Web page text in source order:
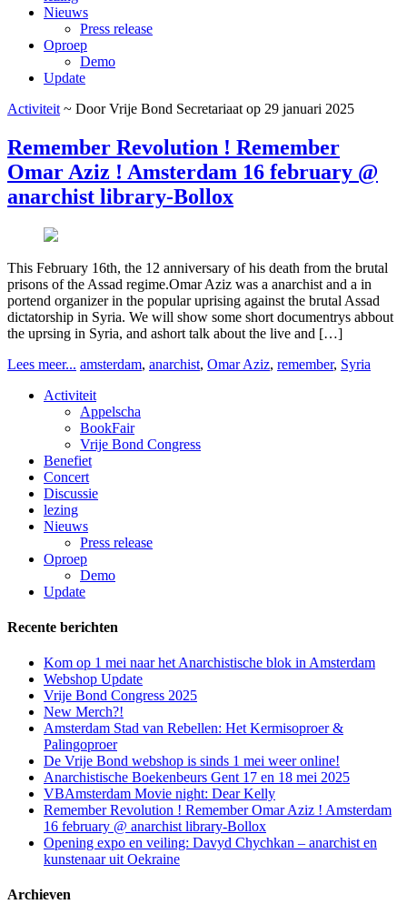
Nieuws
Press release
Oproep
Demo
Update
Activiteit ~ Door Vrije Bond Secretariaat op 29 januari 2025
Remember Revolution ! Remember
Omar Aziz ! Amsterdam 16 february @
anarchist library-Bollox
This February 16th, the 12 anniversary of his death from the brutal
prisons of the Assad regime.Omar Aziz was a anarchist and a in
portend organizer in the popular uprising against the brutal Assad
dictatorship in Syria. We will show some short documentrys abbout
the uprsing in Syria, and ashort talk about the live and […]
Lees meer... amsterdam, anarchist, Omar Aziz, remember, Syria
Activiteit
Appelscha
BookFair
Vrije Bond Congress
Benefiet
Concert
Discussie
lezing
Nieuws
Press release
Oproep
Demo
Update
Recente berichten
Kom op 1 mei naar het Anarchistische blok in Amsterdam
Webshop Update
Vrije Bond Congress 2025
New Merch?!
Amsterdam Stad van Rebellen: Het Kermisoproer &
Palingoproer
De Vrije Bond webshop is sinds 1 mei weer online!
Anarchistische Boekenbeurs Gent 17 en 18 mei 2025
VBAmsterdam Movie night: Dear Kelly
Remember Revolution ! Remember Omar Aziz ! Amsterdam
16 february @ anarchist library-Bollox
Opening expo en veiling: Davyd Chychkan – anarchist en
kunstenaar uit Oekraine
Archieven